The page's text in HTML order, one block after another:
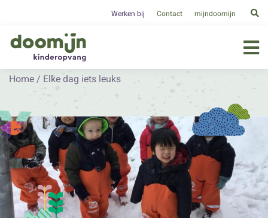
Werken bij Contact mijndoomijn
Home / Elke dag iets leuks